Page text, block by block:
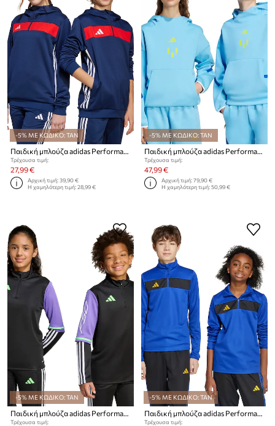
-5% ΜΕ ΚΩΔΙΚΟ: TAN
Τρέχουσα τιμή:
27,99 €
Αρχική τιμή:39,90 €
Η χαμηλότερη τιμή:28,99 €
-5% ΜΕ ΚΩΔΙΚΟ: TAN
Τρέχουσα τιμή:
47,99 €
Αρχική τιμή:79,90 €
Η χαμηλότερη τιμή:50,99 €
-5% ΜΕ ΚΩΔΙΚΟ: TAN
Παιδική μπλούζα adidas Performance
Τρέχουσα τιμή:
-5% ΜΕ ΚΩΔΙΚΟ: TAN
Παιδική μπλούζα adidas Performance
Τρέχουσα τιμή: